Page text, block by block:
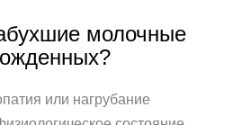
молочные
или нагрубание